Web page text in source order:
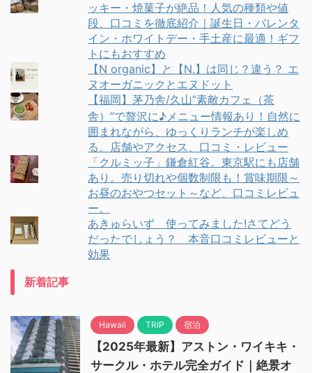
ッキー・焼菓子が絶品！人気の種類や値
段、口コミを徹底紹介｜誕生日・バレンタ
イン・ホワイトデー・手土産に最適！ギフ
トにもおすすめ
【N organic】と【N.】は同じ？違う？ エ
ヌオーガニックとエヌドット
【福岡】茅乃舎/久山”素敵カフェ（茶
舎）”で贅沢に♪メニュー情報あり！自然に
囲まれながら、ゆっくりランチが楽しめ
る。店舗やアクセス、口コミ・レビュー
「クルミッ子」鎌倉紅谷。東京駅にも店舗
あり。売り切れや個数制限も！賞味期限～
お昼のおやつセット～など、口コミレビュ
ー。
あきゅらいず 使ってみました!さてどう
だったでしょう？ 本音口コミレビューと
効果
新着記事
Hawaii TRIP 宿泊
【2025年最新】アストン・ワイキキ・
サークル・ホテル完全ガイド｜絶景オ